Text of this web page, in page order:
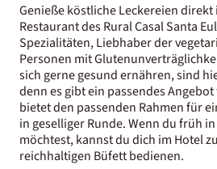
Genieße köstliche Leckereien direkt
Restaurant des Rural Casal Santa
Spezialitäten, Liebhaber der
Personen mit
sich gerne gesund ernähren, sind
denn es gibt ein passendes
bietet den passenden Rahmen für
in geselliger Runde. Wenn du früh
möchtest, kannst du dich im Hotel
reichhaltigen Büfett bedienen.